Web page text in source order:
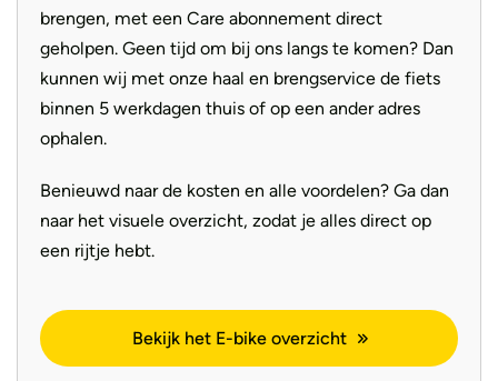
brengen, met een Care abonnement direct
geholpen. Geen tijd om bij ons langs te komen? Dan
kunnen wij met onze haal en brengservice de fiets
binnen 5 werkdagen thuis of op een ander adres
ophalen.
Benieuwd naar de kosten en alle voordelen? Ga dan
naar het visuele overzicht, zodat je alles direct op
een rijtje hebt.
Bekijk het E-bike overzicht